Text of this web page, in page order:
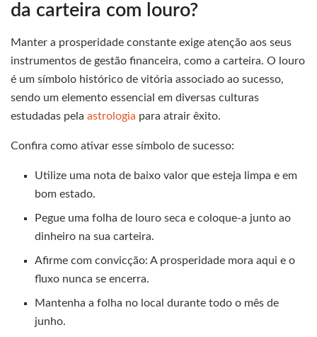
da carteira com louro?
Manter a prosperidade constante exige atenção aos seus
instrumentos de gestão financeira, como a carteira. O louro
é um símbolo histórico de vitória associado ao sucesso,
sendo um elemento essencial em diversas culturas
estudadas pela astrologia para atrair êxito.
Confira como ativar esse símbolo de sucesso:
Utilize uma nota de baixo valor que esteja limpa e em
bom estado.
Pegue uma folha de louro seca e coloque-a junto ao
dinheiro na sua carteira.
Afirme com convicção: A prosperidade mora aqui e o
fluxo nunca se encerra.
Mantenha a folha no local durante todo o mês de
junho.